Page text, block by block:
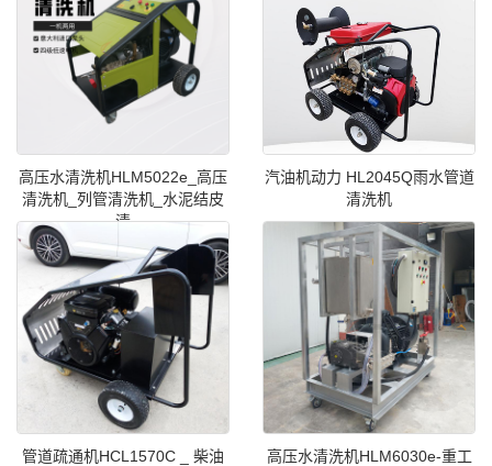
高压水清洗机HLM5022e_高压
清洗机_列管清洗机_水泥结皮
清
汽油机动力 HL2045Q雨水管道
清洗机
管道疏通机HCL1570C _ 柴油
高压水清洗机HLM6030e-重工